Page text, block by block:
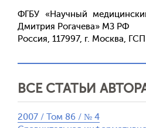
ФГБУ «Научный
Дмитрия Рогачева» МЗ РФ
Россия, 117997, г. Москва,
ВСЕ СТАТЬИ
2007 / Том 86 / № 4